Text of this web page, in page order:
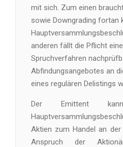
mit sich. Zum einen
sowie Downgrading fortan
anderen fällt die Pflicht
Spruchverfahren
Abfindungsangebotes an
eines regulären Delistings
Der Emittent
Aktien zum Handel an
Anspruch der